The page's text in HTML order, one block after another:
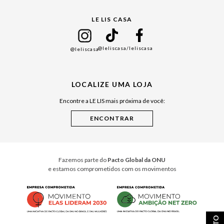
Cuidados Casa
LE LIS CASA
@leliscasa@leliscasa/leliscasa
LOCALIZE UMA LOJA
Encontre a LE LIS mais próxima de você:
Fazemos parte do Pacto Global da ONU
e estamos comprometidos com os movimentos